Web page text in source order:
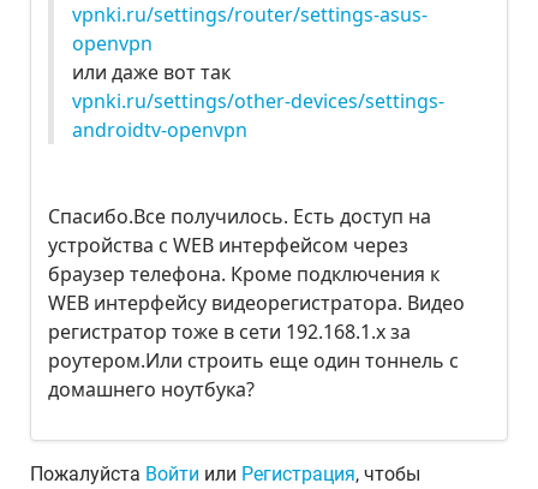
vpnki.ru/settings/router/settings-asus-
openvpn
или даже вот так
vpnki.ru/settings/other-devices/settings-
androidtv-openvpn
Спасибо.Все получилось. Есть доступ на
устройства с WEB интерфейсом через
браузер телефона. Кроме подключения к
WEB интерфейсу видеорегистратора. Видео
регистратор тоже в сети 192.168.1.х за
роутером.Или строить еще один тоннель с
домашнего ноутбука?
Пожалуйста Войти или Регистрация, чтобы